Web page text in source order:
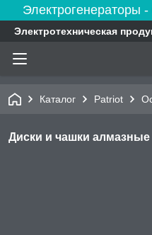
Электрогенераторы
Электротехническая
Каталог Patriot
Диски и чашки алмазные